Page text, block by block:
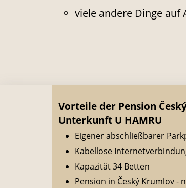
viele andere Dinge auf
Vorteile der Pension
Unterkunft U HAMRU
Eigener abschließbarer
Kabellose
Kapazität 34 Betten
Pension in Český Krumlov -